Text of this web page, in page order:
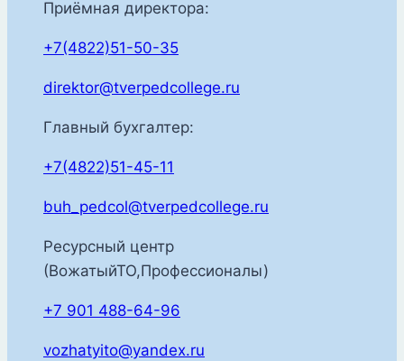
Приёмная директора:
+7(4822)51-50-35
direktor@tverpedcollege.ru
Главный бухгалтер:
+7(4822)51-45-11
buh_pedcol@tverpedcollege.ru
Ресурсный центр
(ВожатыйТО,Профессионалы)
+7 901 488-64-96
vozhatyito@yandex.ru